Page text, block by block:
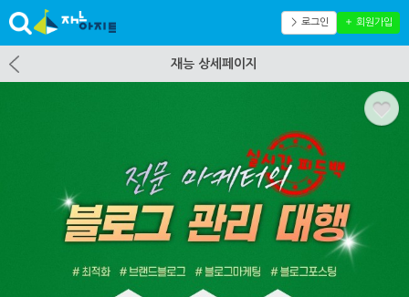
＞ 로그인 ＋ 회원가입
재능 상세페이지